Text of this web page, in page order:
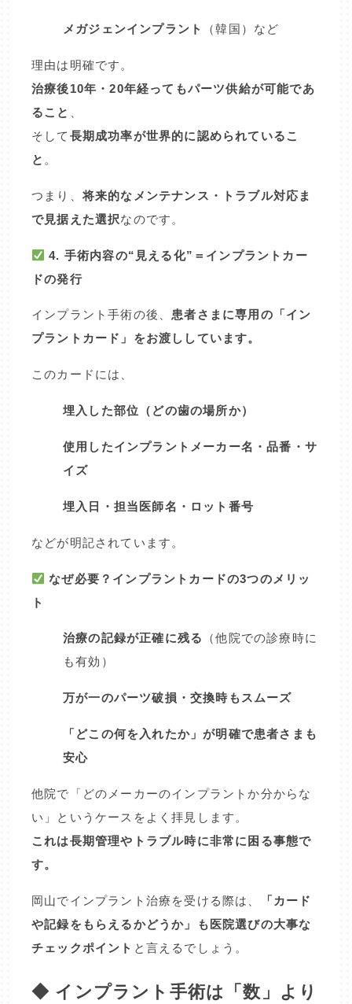
メガジェンインプラント （韓国）など
理由は明確です。
治療後10年・20年経ってもパーツ供給が可能であ
ること
そして 長期成功率が世界的に認められているこ
と 。
つまり、将来的なメンテナンス・トラブル対応ま
で見据えた選択なのです。
4. 手術内容の“見える化”＝インプラントカー
ドの発行
インプラント手術の後、 患者さまに専用の「イン
プラントカード」をお渡ししています。
このカードには、
埋入した部位（どの歯の場所か）
使用したインプラントメーカー名・品番・サ
イズ
埋入日・担当医師名・ロット番号
などが明記されています。
なぜ必要？インプラントカードの3つのメリッ
ト
治療の記録が正確に残る
（他院での診療時に
も有効）
万が一のパーツ破損・交換時もスムーズ
「どこの何を入れたか」が明確で患者さまも
安心
他院で「どのメーカーのインプラントか分からな
い」というケースをよく拝見します。
これは長期管理やトラブル時に非常に困る事態で
す。
岡山でインプラント治療を受ける際は、
「カード
や記録をもらえるかどうか」も医院選びの大事な
チェックポイント と言えるでしょう。
◆ インプラント手術は「数」より